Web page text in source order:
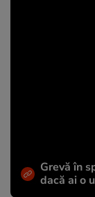
Grevă în
dacă ai o